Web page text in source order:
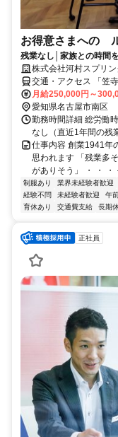
お得意さまへの
残業なし│家族との時間
株式会社河村スプリ
交通・アクセス 「笠
り）
月給250,000円～
愛知県名古屋市南区
勤務時間詳細 総労働
なし（直近1年間の残
仕事内容 創業1941年
思われます 「残業多
がありそう」 ・ ・
制服あり 業界未経験者歓迎
経験不問
未経験者歓迎 午
育休あり
交通費支給 長期
正社員